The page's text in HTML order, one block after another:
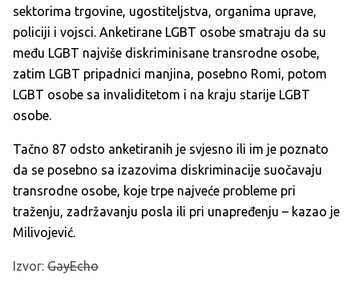
sektorima trgovine, ugostiteljstva, organima uprave,
policiji i vojsci. Anketirane LGBT osobe smatraju da su
među LGBT najviše diskriminisane transrodne osobe,
zatim LGBT pripadnici manjina, posebno Romi, potom
LGBT osobe sa invaliditetom i na kraju starije LGBT
osobe.
Tačno 87 odsto anketiranih je svjesno ili im je poznato
da se posebno sa izazovima diskriminacije suočavaju
transrodne osobe, koje trpe najveće probleme pri
traženju, zadržavanju posla ili pri unapređenju – kazao je
Milivojević.
Izvor: GayEcho